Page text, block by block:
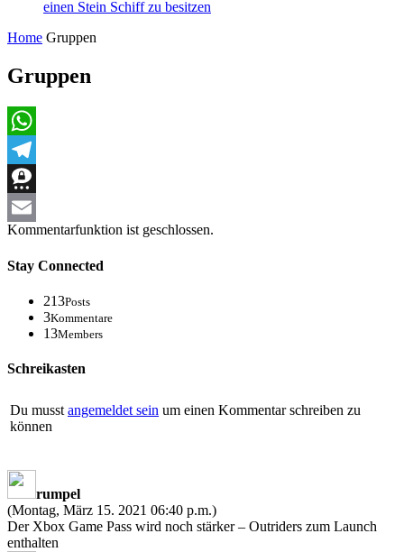
einen Stein Schiff zu besitzen
Home Gruppen
Gruppen
WhatsApp
Telegram
Threema
Email
Kommentarfunktion ist geschlossen.
Stay Connected
213Posts
3Kommentare
13Members
Schreikasten
Du musst angemeldet sein um einen Kommentar schreiben zu
können
rumpel
(Montag, März 15. 2021 06:40 p.m.)
Der Xbox Game Pass wird noch stärker – Outriders zum Launch
enthalten